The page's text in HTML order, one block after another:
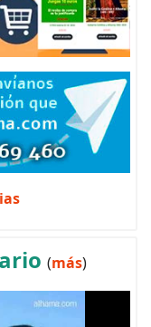
(más)